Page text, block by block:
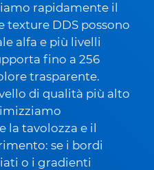
rapidamente il
texture DDS possono
alfa e più livelli
fino a 256
trasparente.
di qualità più alto
tavolozza e il
se i bordi
o i gradienti